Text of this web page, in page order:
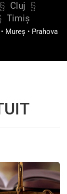
Cluj §
Timiș
• Mureș • Prahova